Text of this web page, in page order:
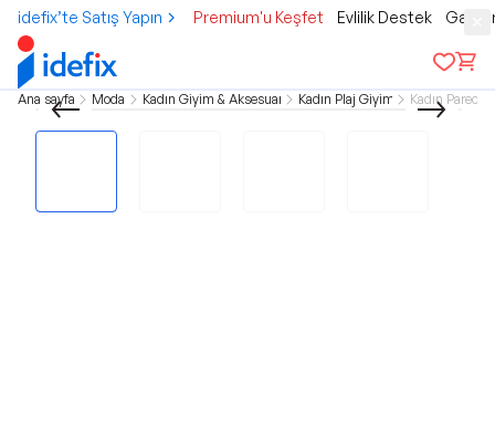
idefix’te Satış Yapın Premium'u Keşfet Evlilik Destek
Ana sayfa Moda Kadın Giyim & Aksesuar Kadın Plaj Giyim Kadın Pareo